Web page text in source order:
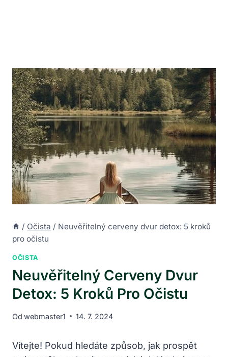
/ Očista / Neuvěřitelný cerveny dvur detox: 5 kroků
pro očistu
OČISTA
Neuvěřitelný Cerveny Dvur
Detox: 5 Kroků Pro Očistu
Od webmaster1 14. 7. 2024
Vítejte! Pokud hledáte způsob, jak prospět